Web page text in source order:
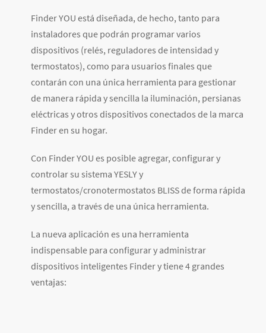
Finder YOU está diseñada, de hecho, tanto para
instaladores que podrán programar varios
dispositivos (relés, reguladores de intensidad y
termostatos), como para usuarios finales que
contarán con una única herramienta para gestionar
de manera rápida y sencilla la iluminación, persianas
eléctricas y otros dispositivos conectados de la marca
Finder en su hogar.
Con Finder YOU es posible agregar, configurar y
controlar su sistema YESLY y
termostatos/cronotermostatos BLISS de forma rápida
y sencilla, a través de una única herramienta.
La nueva aplicación es una herramienta
indispensable para configurar y administrar
dispositivos inteligentes Finder y tiene 4 grandes
ventajas: